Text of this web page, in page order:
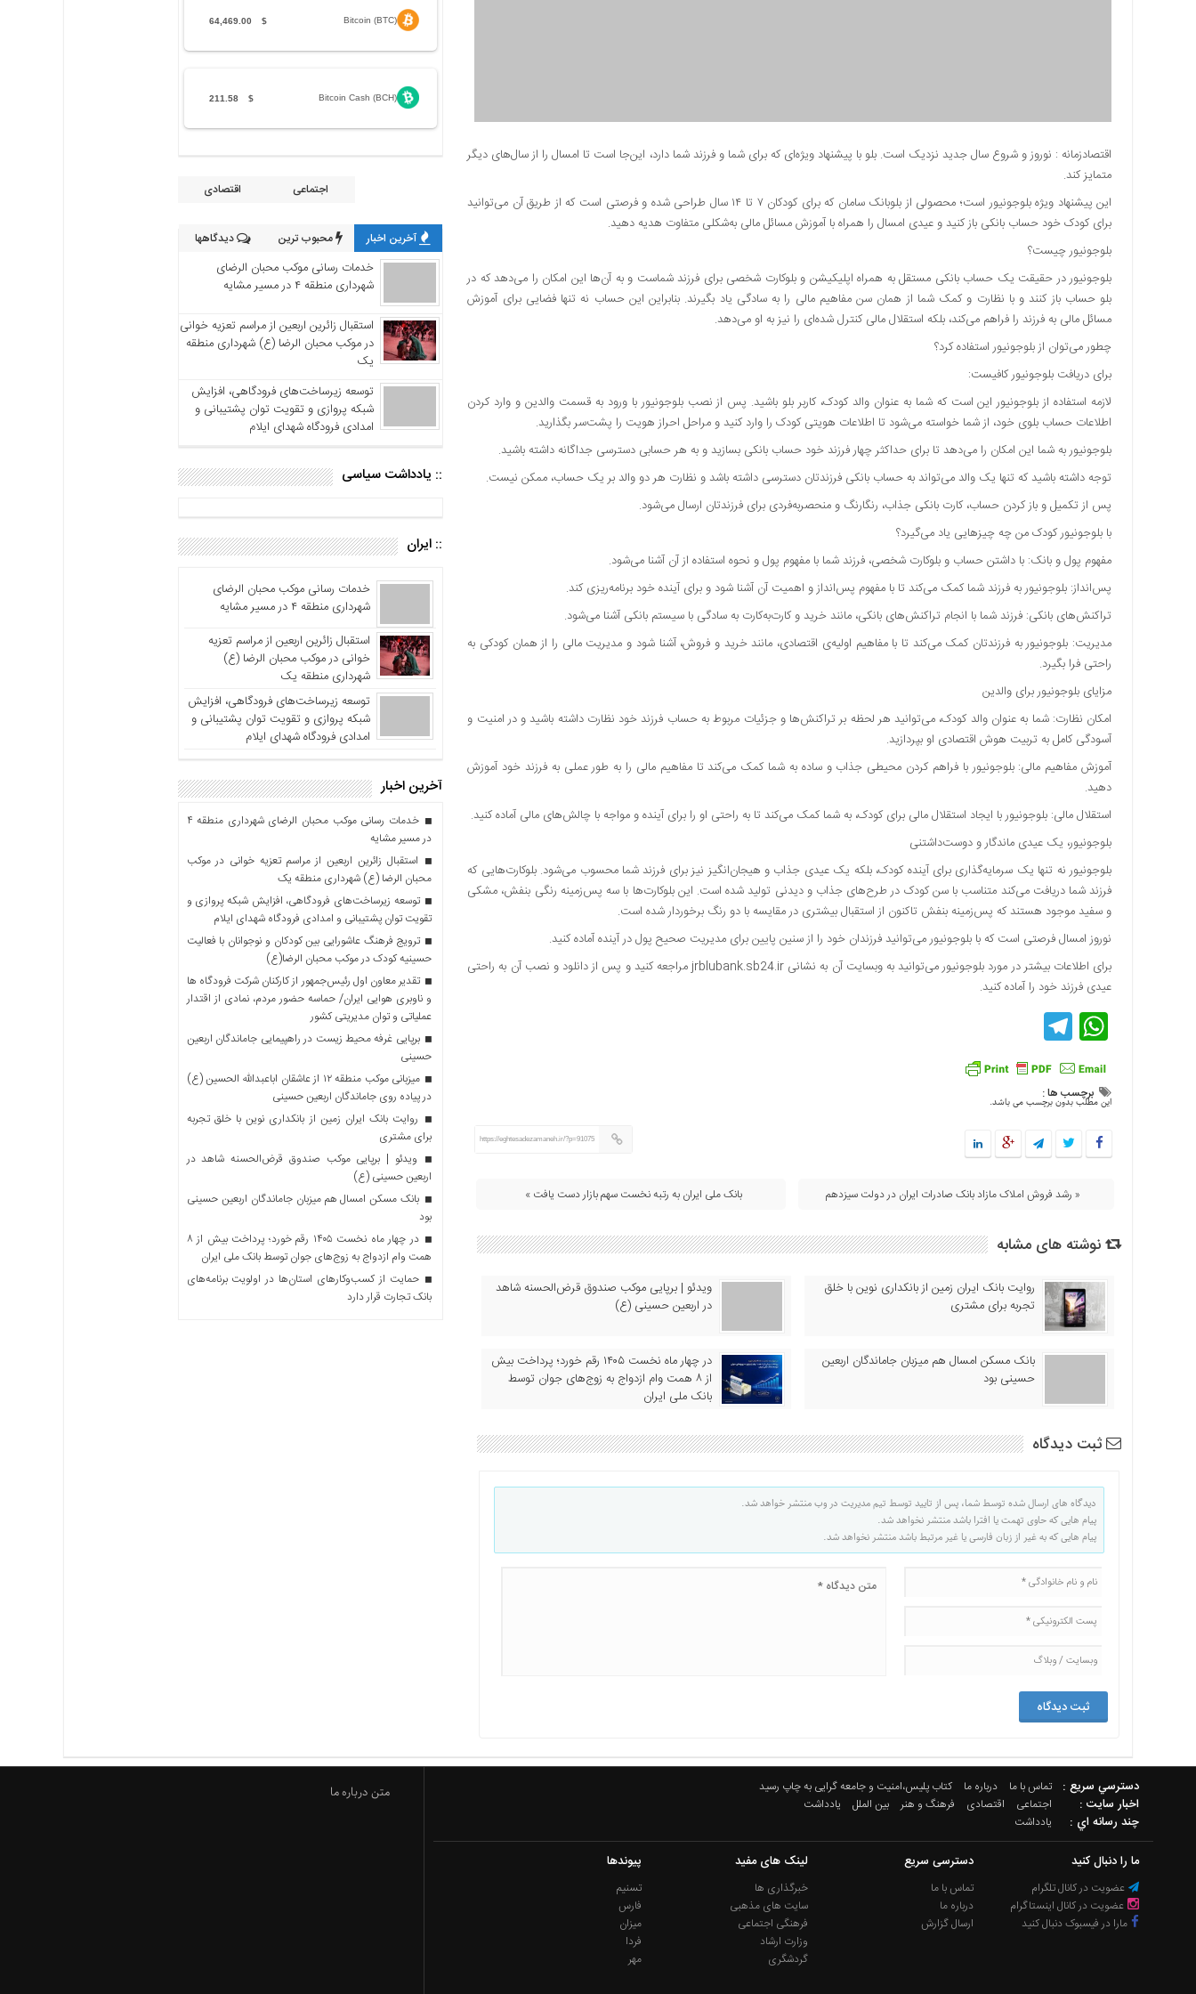
اقتصادزمانه : نوروز و شروع سال جدید نزدیک است. بلو با پیشنهاد ویژه‌ای که برای شما و فرزند شما دارد، این‌جا است تا امسال را از سال‌های دیگر
متمایز کند.
این پیشنهاد ویژه بلوجونیور است؛ محصولی از بلوبانک سامان که برای کودکان ۷ تا ۱۴ سال طراحی شده و فرصتی است که از طریق آن می‌توانید
برای کودک خود حساب بانکی باز کنید و عیدی امسال را همراه با آموزش مسائل مالی به‌شکلی متفاوت هدیه دهید.
بلوجونیور چیست؟
بلوجونیور در حقیقت یک حساب بانکی مستقل به همراه اپلیکیشن و بلوکارت شخصی برای فرزند شماست و به آن‌ها این امکان را می‌دهد که در
بلو حساب باز کنند و با نظارت و کمک شما از همان سن مفاهیم مالی را به سادگی یاد بگیرند. بنابراین این حساب نه تنها فضایی برای آموزش
مسائل مالی به فرزند را فراهم می‌کند، بلکه استقلال مالی کنترل شده‌ای را نیز به او می‌دهد.
چطور می‌توان از بلوجونیور استفاده کرد؟
برای دریافت بلوجونیور کافیست:
لازمه استفاده از بلوجونیور این است که شما به عنوان والد کودک، کاربر بلو باشید. پس از نصب بلوجونیور با ورود به قسمت والدین و وارد کردن
اطلاعات حساب بلوی خود، از شما خواسته می‌شود تا اطلاعات هویتی کودک را وارد کنید و مراحل احراز هویت را پشت‌سر بگذارید.
بلوجونیور به شما این امکان را می‌دهد تا برای حداکثر چهار فرزند خود حساب بانکی بسازید و به هر حسابی دسترسی جداگانه داشته باشید.
توجه داشته باشید که تنها یک والد می‌تواند به حساب بانکی فرزندتان دسترسی داشته باشد و نظارت هر دو والد بر یک حساب، ممکن نیست.
پس از تکمیل و باز کردن حساب، کارت بانکی جذاب، رنگارنگ و منحصربه‌فردی برای فرزندتان ارسال می‌شود.
با بلوجونیور کودک من چه چیزهایی یاد می‌گیرد؟
مفهوم پول و بانک: با داشتن حساب و بلوکارت شخصی، فرزند شما با مفهوم پول و نحوه‌ استفاده از آن آشنا می‌شود.
پس‌انداز: بلوجونیور به فرزند شما کمک می‌کند تا با مفهوم پس‌انداز و اهمیت آن آشنا شود و برای آینده‌ خود برنامه‌ریزی کند.
تراکنش‌های بانکی: فرزند شما با انجام تراکنش‌های بانکی، مانند خرید و کارت‌به‌کارت به سادگی با سیستم بانکی آشنا می‌شود.
مدیریت: بلوجونیور به فرزندتان کمک می‌کند تا با مفاهیم اولیه‌ی اقتصادی، مانند خرید و فروش، آشنا شود و مدیریت مالی را از همان کودکی به
راحتی فرا بگیرد.
مزایای بلوجونیور برای والدین
امکان نظارت: شما به عنوان والد کودک، می‌توانید هر لحظه بر تراکنش‌ها و جزئیات مربوط به حساب فرزند خود نظارت داشته باشید و در امنیت و
آسودگی کامل به تربیت هوش اقتصادی او بپردازید.
آموزش مفاهیم مالی: بلوجونیور با فراهم کردن محیطی جذاب و ساده به شما کمک می‌کند تا مفاهیم مالی را به طور عملی به فرزند خود آموزش
دهید.
استقلال مالی: بلوجونیور با ایجاد استقلال مالی برای کودک، به شما کمک می‌کند تا به راحتی او را برای آینده و مواجه با چالش‌های مالی آماده کنید.
بلوجونیور، یک عیدی‌ ماندگار و دوست‌داشتنی
بلوجونیور نه تنها یک سرمایه‌گذاری برای آینده‌ کودک، بلکه یک عیدی جذاب و هیجان‌انگیز نیز برای فرزند شما محسوب می‌شود. بلوکارت‌هایی که
فرزند شما دریافت می‌کند متناسب با سن کودک در طرح‌های جذاب و دیدنی تولید شده است. این بلوکارت‌ها با سه پس‌زمینه رنگی بنفش، مشکی
و سفید موجود هستند که پس‌زمینه بنفش تاکنون از استقبال بیشتری در مقایسه با دو رنگ برخوردار شده است.
نوروز امسال فرصتی است که با بلوجونیور می‌توانید فرزندان خود را از سنین پایین برای مدیریت صحیح پول در آینده آماده کنید.
برای اطلاعات بیشتر در مورد بلوجونیور می‌توانید به وبسایت آن به نشانی jrblubank.sb24.ir مراجعه کنید و پس از دانلود و نصب آن به‌ راحتی
عیدی فرزند خود را آماده کنید.
WhatsApp
Telegram
برچسب ها :
این مطلب بدون برچسب می باشد.
https://eghtesadezamaneh.ir/?p=91075
« رشد فروش املاک مازاد بانک صادرات ایران در دولت سیزدهم بانک ملی ایران به رتبه نخست سهم بازار دست یافت »
نوشته های مشابه
روایت بانک ایران زمین از بانکداری نوین با خلق
تجربه برای مشتری
ویدئو | برپایی موکب صندوق قرض‌الحسنه شاهد
در اربعین حسینی (ع)
بانک مسکن امسال هم میزبان جاماندگان اربعین
حسینی بود
در چهار ماه نخست ۱۴۰۵ رقم خورد؛ پرداخت بیش
از ۸ همت وام ازدواج به زوج‌های جوان توسط
بانک ملی ایران
ثبت دیدگاه
دیدگاه های ارسال شده توسط شما، پس از تایید توسط تیم مدیریت در وب منتشر خواهد شد.
پیام هایی که حاوی تهمت یا افترا باشد منتشر نخواهد شد.
پیام هایی که به غیر از زبان فارسی یا غیر مرتبط باشد منتشر نخواهد شد.
Bitcoin (BTC)
$
64,469.00
Bitcoin Cash (BCH)
$
211.58
اجتماعی اقتصادی
آخرین اخبار محبوب ترین دیدگاهها
خدمات رسانی موکب محبان الرضای
شهرداری منطقه ۴ در مسیر مشایه
استقبال زائرین اربعین از مراسم تعزیه خوانی
در موکب محبان الرضا (ع) شهرداری منطقه
یک
توسعه زیرساخت‌های فرودگاهی، افزایش
شبکه پروازی و تقویت توان پشتیبانی و
امدادی فرودگاه شهدای ایلام
:: یادداشت سیاسی
:: ایران
خدمات رسانی موکب محبان الرضای
شهرداری منطقه ۴ در مسیر مشایه
استقبال زائرین اربعین از مراسم تعزیه
خوانی در موکب محبان الرضا (ع)
شهرداری منطقه یک
توسعه زیرساخت‌های فرودگاهی، افزایش
شبکه پروازی و تقویت توان پشتیبانی و
امدادی فرودگاه شهدای ایلام
آخرین اخبار
خدمات رسانی موکب محبان الرضای شهرداری منطقه ۴
در مسیر مشایه
استقبال زائرین اربعین از مراسم تعزیه خوانی در موکب
محبان الرضا (ع) شهرداری منطقه یک
توسعه زیرساخت‌های فرودگاهی، افزایش شبکه پروازی و
تقویت توان پشتیبانی و امدادی فرودگاه شهدای ایلام
ترویج فرهنگ عاشورایی بین کودکان و نوجوانان با فعالیت
حسینیه کودک در موکب محبان الرضا(ع)
تقدیر معاون اول رئیس‌جمهور از کارکنان شرکت فرودگاه ها
و ناوبری هوایی ایران/ حماسه حضور مردم، نمادی از اقتدار
عملیاتی و توان مدیریتی کشور
برپایی غرفه محیط زیست در راهپیمایی جاماندگان اربعین
حسینی
میزبانی موکب منطقه ۱۲ از عاشقان اباعبدالله الحسین (ع)
در پیاده روی جاماندگان اربعین حسینی
روایت بانک ایران زمین از بانکداری نوین با خلق تجربه
برای مشتری
ویدئو | برپایی موکب صندوق قرض‌الحسنه شاهد در
اربعین حسینی (ع)
بانک مسکن امسال هم میزبان جاماندگان اربعین حسینی
بود
در چهار ماه نخست ۱۴۰۵ رقم خورد؛ پرداخت بیش از ۸
همت وام ازدواج به زوج‌های جوان توسط بانک ملی ایران
حمایت از کسب‌وکارهای استان‌ها در اولویت برنامه‌های
بانک تجارت قرار دارد
دسترسي سريع : تماس با ما درباره ما کتاب پلیس،امنیت و جامعه گرایی به چاپ رسید
اخبار سایت : اجتماعی اقتصادی فرهنگ و هنر بین الملل یادداشت
چند رسانه اي : یادداشت
ما را دنبال کنید
عضویت در کانال تلگرام
عضویت در کانال اینستاگرام
مارا در فیسبوک دنبال کنید
دسترسی سریع
تماس با ما
درباره ما
ارسال گزارش
لینک های مفید
خبرگذاری ها
سایت های مذهبی
فرهنگی اجتماعی
وزارت ارشاد
گردشگری
پیوندها
تسنیم
فارس
میزان
فردا
مهر
متن درباره ما